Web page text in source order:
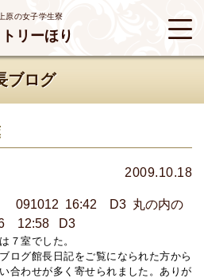
原の女子学生寮
トリーほり
ブログ
2009.10.18
091012 16:42 D3 丸の内の
12:58 D3
７室でした。
ログ館長日記をご覧になられた方から
合わせが多く寄せられました。ありが